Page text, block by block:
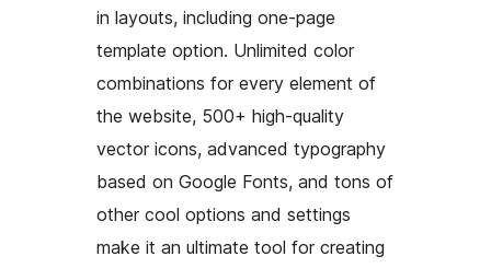
in layouts, including one-page
template option. Unlimited color
combinations for every element of
the website, 500+ high-quality
vector icons, advanced typography
based on Google Fonts, and tons of
other cool options and settings
make it an ultimate tool for creating